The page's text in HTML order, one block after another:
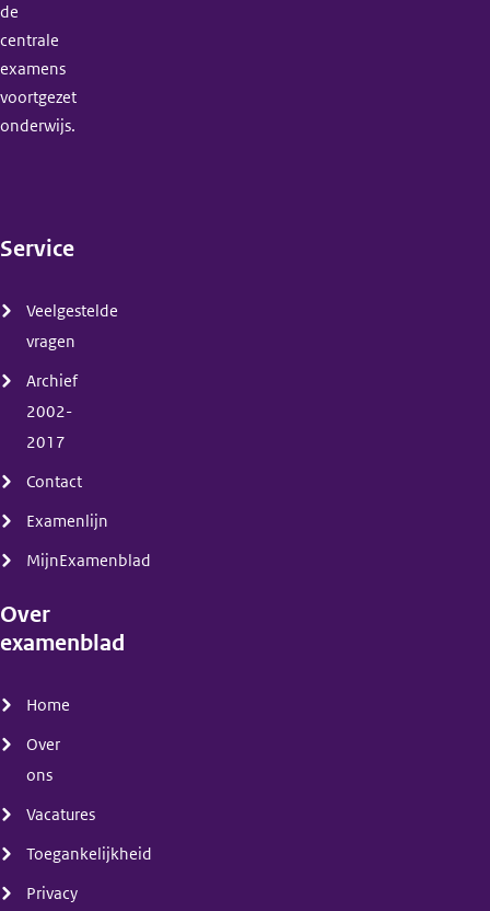
de
centrale
examens
voortgezet
onderwijs.
Service
Veelgestelde
vragen
Archief
2002-
2017
Contact
Examenlijn
MijnExamenblad
Over
examenblad
Home
Over
ons
Vacatures
Toegankelijkheid
Privacy